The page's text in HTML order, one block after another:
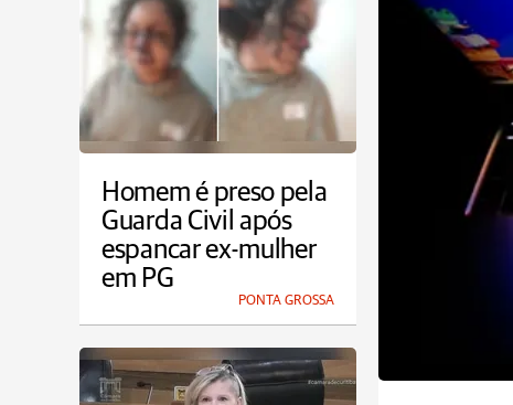
Homem é preso pela
Guarda Civil após
espancar ex-mulher
em PG
PONTA GROSSA